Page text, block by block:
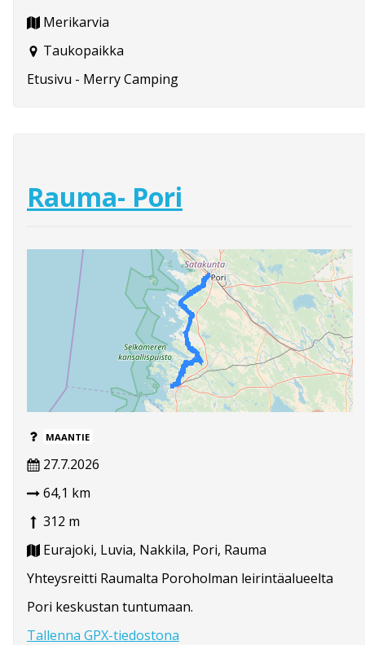
Merikarvia
Taukopaikka
Etusivu - Merry Camping
Rauma- Pori
MAANTIE
27.7.2026
64,1 km
312 m
Eurajoki, Luvia, Nakkila, Pori, Rauma
Yhteysreitti Raumalta Poroholman leirintäalueelta
Pori keskustan tuntumaan.
Tallenna GPX-tiedostona